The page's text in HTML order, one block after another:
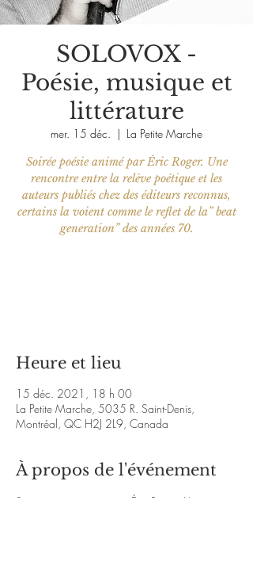
SOLOVOX -
Poésie, musique et
littérature
mer. 15 déc.
  |
La Petite Marche
Soirée poésie animé par Éric Roger. Une
rencontre entre la relève poétique et les
auteurs publiés chez des éditeurs reconnus,
certains la voient comme le reflet de la” beat
generation” des années 70.
Heure et lieu
15 déc. 2021, 18 h 00
La Petite Marche, 5035 R. Saint-Denis,
Montréal, QC H2J 2L9, Canada
À propos de l'événement
Soirée poésie animé par Éric Roger. Une